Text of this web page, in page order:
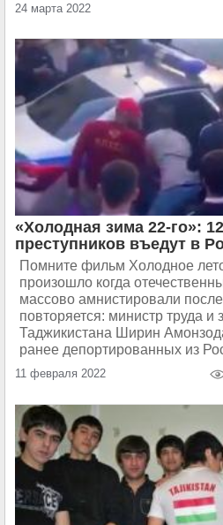
24 марта 2022
«Холодная зима 22-го»:
преступников въедут в
Помните фильм Холодное
произошло когда
массово амнистировали
повторяется: министр труда и
Таджикистана Ширин
ранее депортированных из
11 февраля 2022